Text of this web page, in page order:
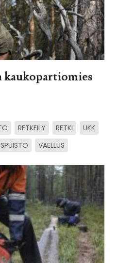
kaukopartiomies
RETKEILY RETKI
UKK
VAELLUS